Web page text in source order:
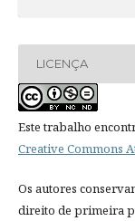
LICENÇA
Este trabalho
Creative Commons
Os autores
direito de primeira